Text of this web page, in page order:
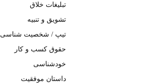
تبلیغات خلاق
تشویق و تنبیه
تیپ / شخصیت شناسی
حقوق کسب و کار
خودشناسی
داستان موفقیت